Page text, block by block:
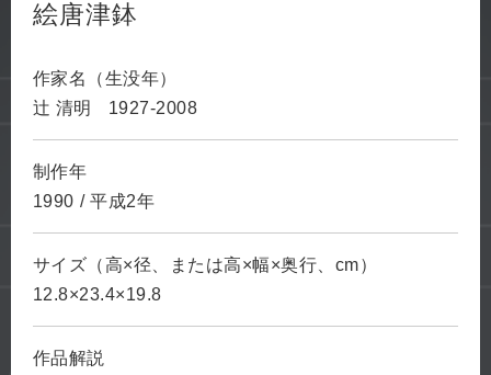
絵唐津鉢
作家名（生没年）
辻 清明
1927-2008
制作年
1990 / 平成2年
サイズ（高×径、または高×幅×奥行、cm）
12.8×23.4×19.8
作品解説